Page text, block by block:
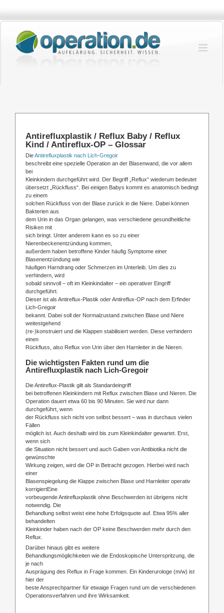
springen
Antirefluxplastik / Reflux Baby / Reflux
Kind / Antireflux-OP – Glossar
DieAntirefluxplastik nach Lich-Gregoir
beschreibt eine spezielle Operation an der Blasenwand, die vor allem
bei
Kleinkindern durchgeführt wird. Der Begriff „Reflux“ wiederum bedeutet
übersetzt „Rückfluss“. Bei einigen Babys kommt es anatomisch bedingt
zu einem
solchen Rückfluss von der Blase zurück in die Niere. Dabei können
Bakterien aus
dem Urin in das Organ gelangen, was verschiedene gesundheitliche
Risiken mit
sich bringt. Unter anderem kann es so zu einer
Nierenbeckenentzündung kommen,
außerdem haben betroffene Kinder häufig Symptome einer
Blasenentzündung wie
häufigen Harndrang oder Schmerzen im Unterleib. Um dies zu
verhindern, wird
sobald sinnvoll – oft im Kleinkindalter – ein operativer Eingriff
durchgeführt.
Dieser ist als Antireflux-Plastik oder Antireflux-OP nach dem Erfinder
Lich-Gregoir
bekannt. Dabei soll der Normalzustand zwischen Blase und Niere
weitestgehend
(re-)konstruiert und die Klappen stabilisiert werden. Diese verhindern
einen
Rückfluss, also Reflux von Urin über den Harnleiter in die Nieren.
Die wichtigsten Fakten rund um die
Antirefluxplastik nach Lich-Gregoir
Die Antireflux-Plastik gilt als Standardeingriff
bei betroffenen Kleinkindern mit Reflux zwischen Blase und Nieren. Die
Operation dauert etwa 60 bis 90 Minuten. Sie wird nur dann
durchgeführt, wenn
der Rückfluss sich nicht von selbst bessert – was in durchaus vielen
Fällen
möglich ist. Auch deshalb wird bis zum Kleinkindalter gewartet. Erst,
wenn sich
die Situation nicht bessert und auch Gaben von Antibiotika nicht die
gewünschte
Wirkung zeigen, wird die OP in Betracht gezogen. Hierbei wird nach
einer
Blasenspiegelung die Klappe zwischen Blase und Harnleiter operativ
korrigiertEine
vorbeugende Antirefluxplastik ohne Beschwerden ist übrigens nicht
notwendig. Die
Behandlung selbst weist eine hohe Erfolgsquote auf. Etwa 95% aller
behandelten
Kleinkinder haben nach der OP keine Beschwerden mehr durch den
Reflux.
Darüber hinaus gibt es weitere
Behandlungsmöglichkeiten wie die Endoskopische Unterspritzung, die
je nach
Ausprägung des Reflux in Frage kommen. Ein Kinderurologe (m/w) ist
hier der
beste Ansprechpartner für etwaige Fragen rund um die verschiedenen
Operationsverfahren und ihre Wirksamkeit.